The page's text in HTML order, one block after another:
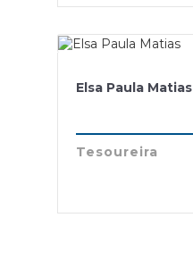
Elsa Paula Matias
Tesoureira